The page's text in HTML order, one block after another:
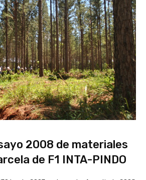
2008 de materiales
de F1 INTA-PINDO